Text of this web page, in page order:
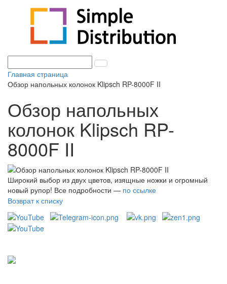
Главная страница
Обзор напольных колонок Klipsch RP-8000F II
Обзор напольных
колонок Klipsch RP-
8000F II
Широкий выбор из двух цветов, изящные ножки и огромный
новый рупор! Все подробности — по ссылке
Возврат к списку